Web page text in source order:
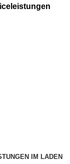
IM LADEN